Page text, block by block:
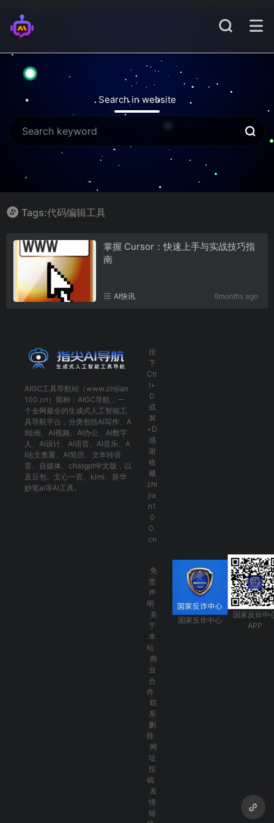
Search in website
Tags:代码编辑工具
掌握 Cursor：快速上手与实战技巧指
南
AI快讯 6months ago
AIGC工具导航站（www.zhijian
100.cn）简称： AIGC导航 ，一
个全网最全的生成式人工智能工
具导航平台，分类包括AI写作 、 A
I绘画 、 AI视频 、 AI办公 、 AI数字
人 、 AI设计、 AI语音、 AI音乐、 A
I论文查重 、 AI简历 、 文本转语
音、 自媒体 、 chatgpt中文版 ，以
及 豆包、 文心一言 、 kimi 、 新华
妙笔ai等AI工具。
按
下
Ctr
l+
D
或
⌘
+D
感
谢
收
藏
zhi
jia
n1
0
0.
cn
免
责
声
明
关
于
本
站
商
业
合
作
联
系
删
除
网
址
投
稿
友
情
链
国家反诈中心
国家反诈中
APP